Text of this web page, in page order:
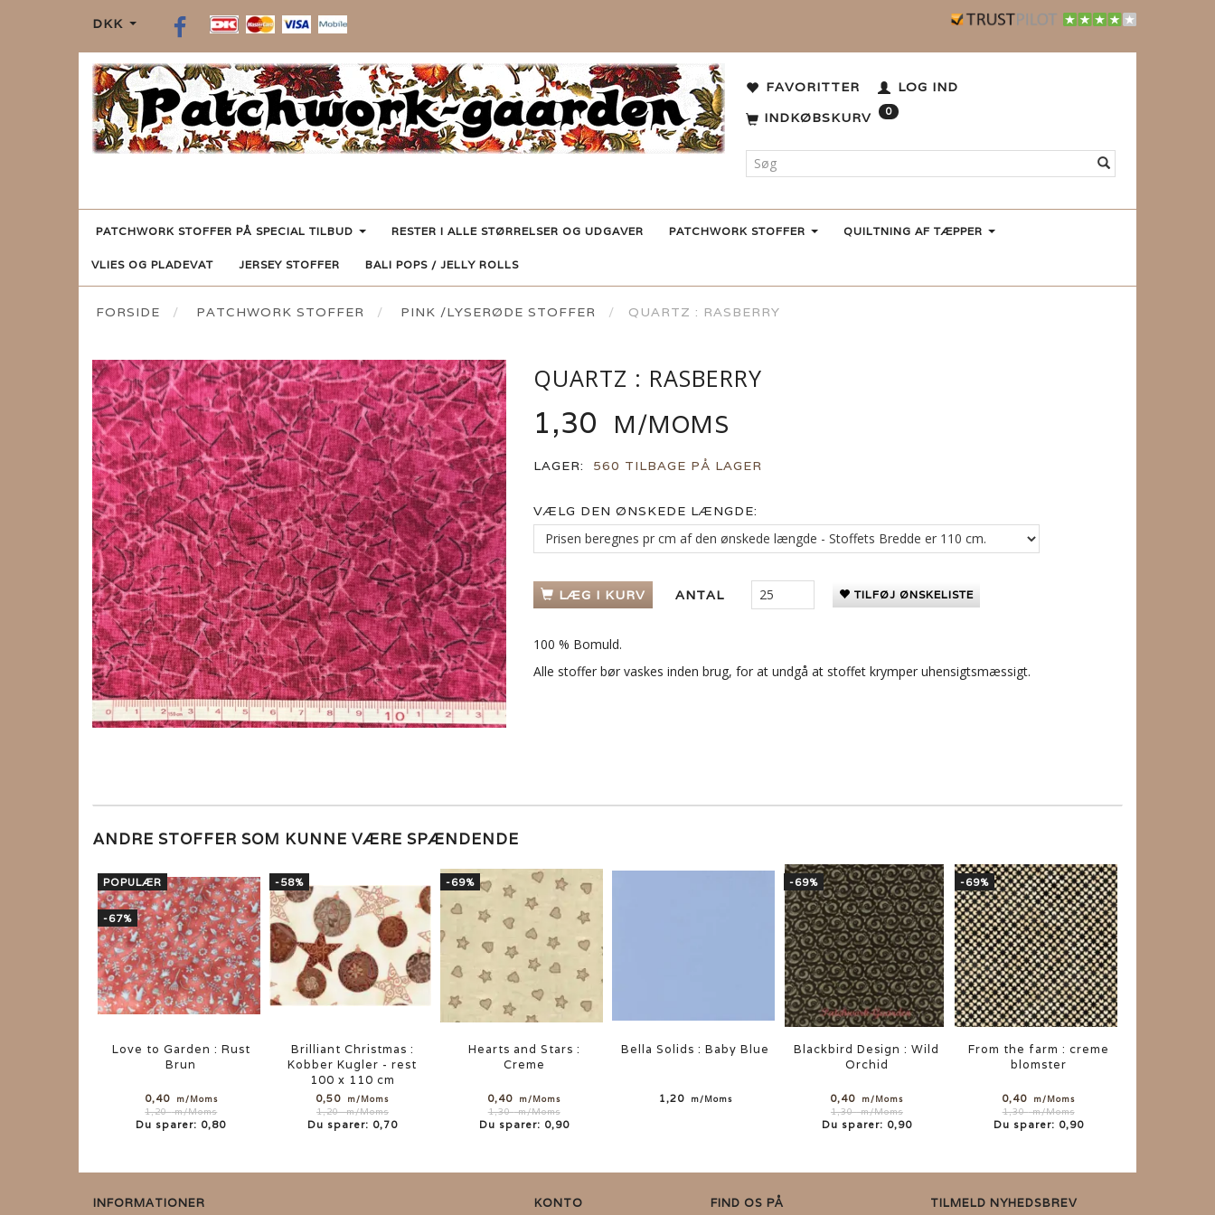
DKK
FAVORITTER
LOG IND
INDKØBSKURV
0
PATCHWORK STOFFER PÅ SPECIAL TILBUD RESTER I ALLE STØRRELSER OG UDGAVER PATCHWORK STOFFER QUILTNING AF TÆPPER
VLIES OG PLADEVAT JERSEY STOFFER BALI POPS / JELLY ROLLS
FORSIDE PATCHWORK STOFFER PINK /LYSERØDE STOFFER QUARTZ : RASBERRY
QUARTZ : RASBERRY
1,30 M/MOMS
LAGER: 560 TILBAGE PÅ LAGER
VÆLG DEN ØNSKEDE LÆNGDE:
LÆG I KURV ANTAL TILFØJ ØNSKELISTE
100 % Bomuld.
Alle stoffer bør vaskes inden brug, for at undgå at stoffet krymper uhensigtsmæssigt.
ANDRE STOFFER SOM KUNNE VÆRE SPÆNDENDE
POPULÆR
-67%
Love to Garden : Rust
Brun
0,40 m/Moms
1,20m/Moms
Du sparer: 0,80
-58%
Brilliant Christmas :
Kobber Kugler - rest
100 x 110 cm
0,50 m/Moms
1,20m/Moms
Du sparer: 0,70
-69%
Hearts and Stars :
Creme
0,40 m/Moms
1,30m/Moms
Du sparer: 0,90
Bella Solids : Baby Blue
1,20 m/Moms
-69%
Blackbird Design : Wild
Orchid
0,40 m/Moms
1,30m/Moms
Du sparer: 0,90
-69%
From the farm : creme
blomster
0,40 m/Moms
1,30m/Moms
Du sparer: 0,90
INFORMATIONER KONTO FIND OS PÅ TILMELD NYHEDSBREV